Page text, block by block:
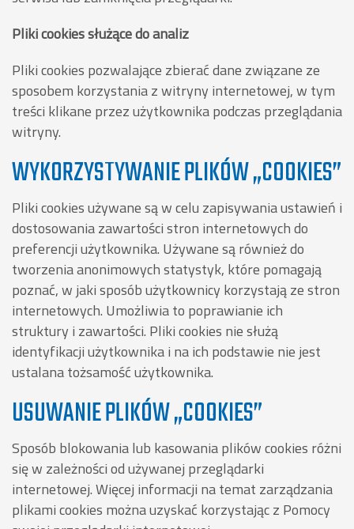
Pliki cookies służące do analiz
Pliki cookies pozwalające zbierać dane związane ze
sposobem korzystania z witryny internetowej, w tym
treści klikane przez użytkownika podczas przeglądania
witryny.
WYKORZYSTYWANIE PLIKÓW „COOKIES”
Pliki cookies używane są w celu zapisywania ustawień i
dostosowania zawartości stron internetowych do
preferencji użytkownika. Używane są również do
tworzenia anonimowych statystyk, które pomagają
poznać, w jaki sposób użytkownicy korzystają ze stron
internetowych. Umożliwia to poprawianie ich
struktury i zawartości. Pliki cookies nie służą
identyfikacji użytkownika i na ich podstawie nie jest
ustalana tożsamość użytkownika.
USUWANIE PLIKÓW „COOKIES”
Sposób blokowania lub kasowania plików cookies różni
się w zależności od używanej przeglądarki
internetowej. Więcej informacji na temat zarządzania
plikami cookies można uzyskać korzystając z Pomocy